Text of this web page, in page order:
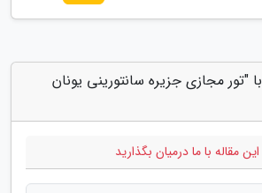
"تور مجازی جزیره سانتورینی یونان
مقاله با ما درمیان بگذارید